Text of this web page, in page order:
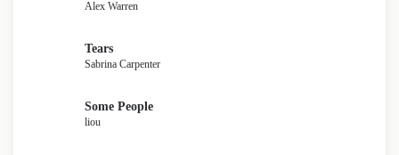
Alex Warren
Tears
Sabrina Carpenter
Some People
liou